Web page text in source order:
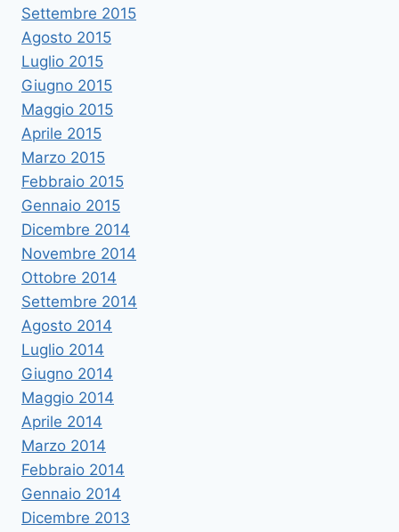
Settembre 2015
Agosto 2015
Luglio 2015
Giugno 2015
Maggio 2015
Aprile 2015
Marzo 2015
Febbraio 2015
Gennaio 2015
Dicembre 2014
Novembre 2014
Ottobre 2014
Settembre 2014
Agosto 2014
Luglio 2014
Giugno 2014
Maggio 2014
Aprile 2014
Marzo 2014
Febbraio 2014
Gennaio 2014
Dicembre 2013